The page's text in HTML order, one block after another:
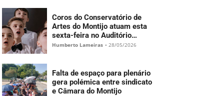
Coros do Conservatório de
Artes do Montijo atuam esta
sexta-feira no Auditório
Maestro António Menino
Humberto Lameiras • 28/05/2026
Falta de espaço para plenário
gera polémica entre sindicato
e Câmara do Montijo